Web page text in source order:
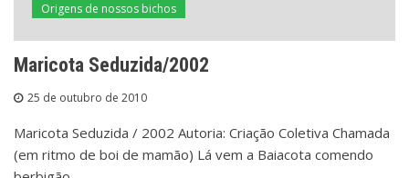
Origens de nossos bichos
Maricota Seduzida/2002
25 de outubro de 2010
Maricota Seduzida / 2002 Autoria: Criação Coletiva Chamada
(em ritmo de boi de mamão) Lá vem a Baiacota comendo